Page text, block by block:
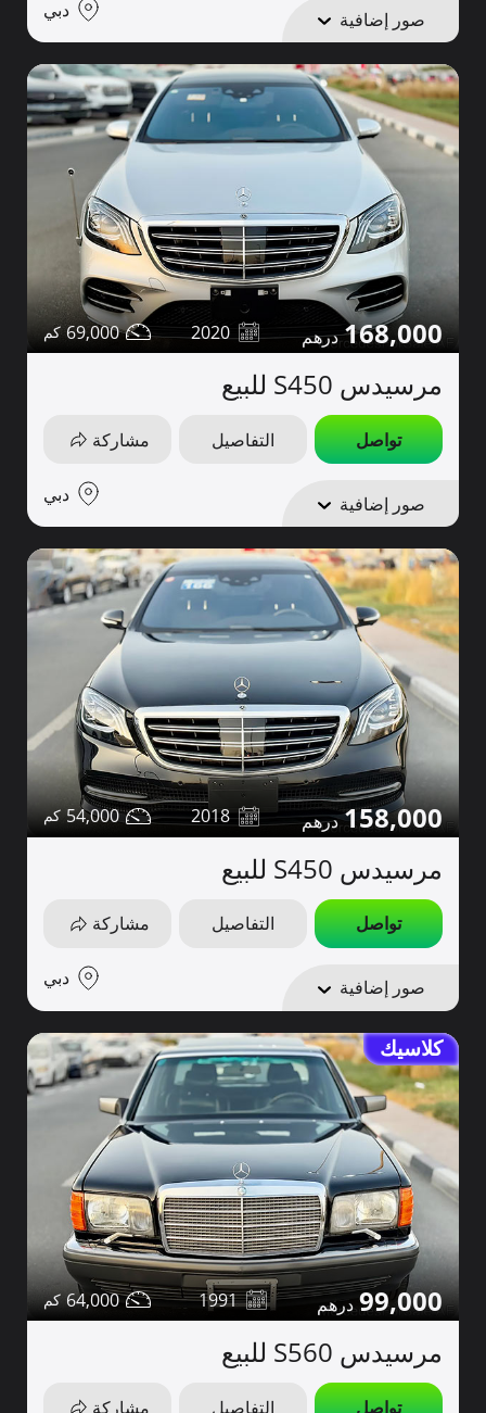
صور إضافية دبي
168,000
2020
69,000
مرسيدس S450 للبيع
تواصل التفاصيل مشاركة
صور إضافية دبي
158,000
2018
54,000
مرسيدس S450 للبيع
تواصل التفاصيل مشاركة
صور إضافية دبي
كلاسيك
99,000
1991
64,000
مرسيدس S560 للبيع
تواصل التفاصيل مشاركة